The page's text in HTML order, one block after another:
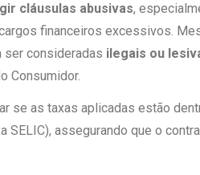
cláusulas abusivas,
financeiros excessivos.
ser consideradas ilegais ou
Consumidor.
se as taxas aplicadas estão
SELIC), assegurando que o